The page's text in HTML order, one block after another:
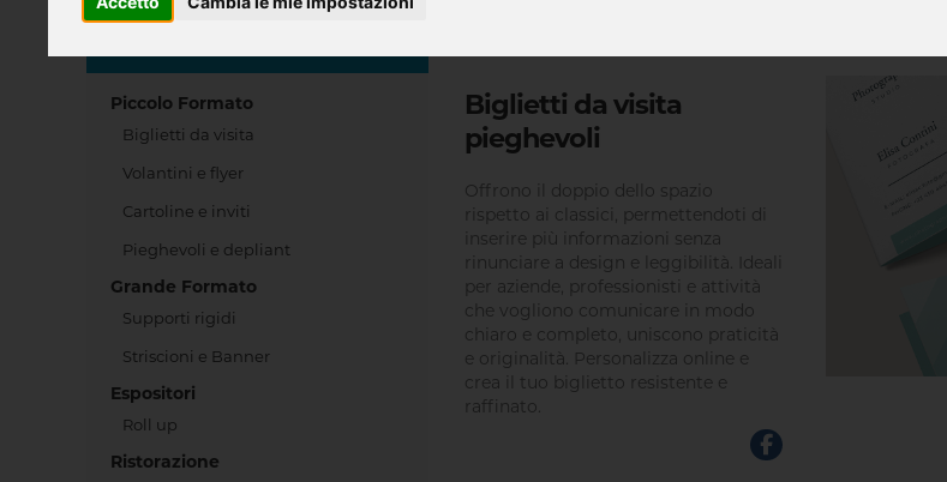
Piccolo Formato
Biglietti da visita
Volantini e flyer
Cartoline e inviti
Pieghevoli e depliant
Grande Formato
Supporti rigidi
Striscioni e Banner
Espositori
Roll up
Ristorazione
Biglietti da visita
pieghevoli
Offrono il doppio dello spazio
rispetto ai classici, permettendoti di
inserire più informazioni senza
rinunciare a design e leggibilità. Ideali
per aziende, professionisti e attività
che vogliono comunicare in modo
chiaro e completo, uniscono praticità
e originalità. Personalizza online e
crea il tuo biglietto resistente e
raffinato.